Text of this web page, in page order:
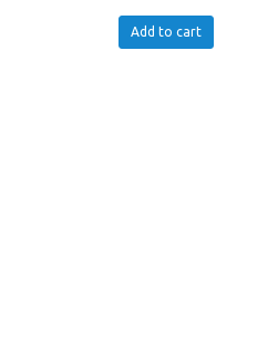
Add to cart